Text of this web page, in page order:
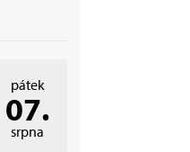
pátek
07.
srpna